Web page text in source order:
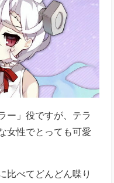
ー」役ですが、テラ
女性でとっても可愛
比べてどんどん喋り